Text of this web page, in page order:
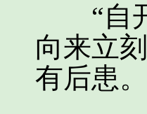
“自开
向来立
有后患